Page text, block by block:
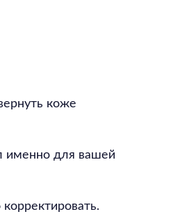
коже
именно для вашей